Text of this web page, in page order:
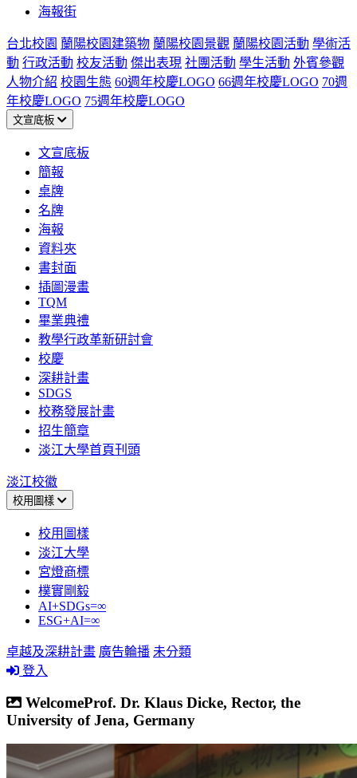
海報街
台北校園 蘭陽校園建築物 蘭陽校園景觀 蘭陽校園活動 學術活
動 行政活動 校友活動 傑出表現 社團活動 學生活動 外賓參觀
人物介紹 校園生態 60週年校慶LOGO 66週年校慶LOGO 70週
年校慶LOGO 75週年校慶LOGO
文宣底板
文宣底板
簡報
桌牌
名牌
海報
資料夾
書封面
插圖漫畫
TQM
畢業典禮
教學行政革新研討會
校慶
深耕計畫
SDGS
校務發展計畫
招生簡章
淡江大學首頁刊頭
淡江校徽
校用圖樣
校用圖樣
淡江大學
宮燈商標
樸實剛毅
AI+SDGs=∞
ESG+AI=∞
卓越及深耕計畫 廣告輪播 未分類
登入
WelcomeProf. Dr. Klaus Dicke, Rector, the
University of Jena, Germany